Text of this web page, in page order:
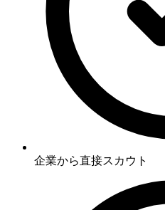
企業から直接スカウト